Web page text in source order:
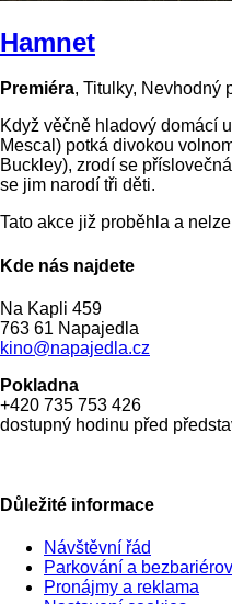
Hamnet
Premiéra, Titulky, Nevhodný
Když věčně hladový domácí
Mescal) potká divokou
Buckley), zrodí se
se jim narodí tři děti.
Tato akce již proběhla a
Kde nás najdete
Na Kapli 459
763 61 Napajedla
kino@napajedla.cz
Pokladna
+420 735 753 426
dostupný hodinu před
Důležité informace
Návštěvní řád
Parkování a
Pronájmy a reklama